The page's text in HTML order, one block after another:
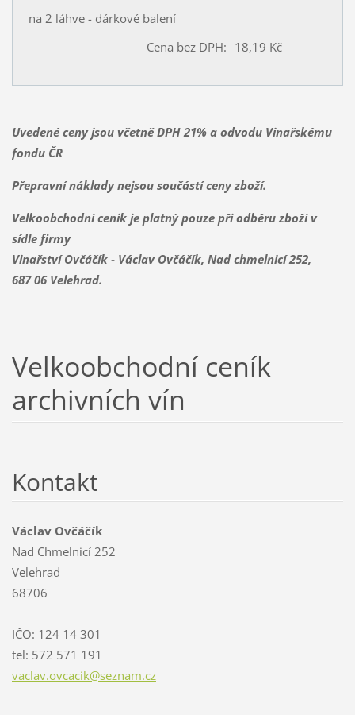
na 2 láhve - dárkové balení
Cena bez DPH: 18,19 Kč
Uvedené ceny jsou včetně DPH 21% a odvodu Vinařskému
fondu ČR
Přepravní náklady nejsou součástí ceny zboží.
Velkoobchodní cenik je platný pouze při odběru zboží v
sídle firmy
Vinařství Ovčáčík - Václav Ovčáčík, Nad chmelnicí 252,
687 06 Velehrad.
Velkoobchodní ceník
archivních vín
Kontakt
Václav Ovčáčík
Nad Chmelnicí 252
Velehrad
68706
IČO: 124 14 301
tel: 572 571 191
vaclav.ovcacik@seznam.cz